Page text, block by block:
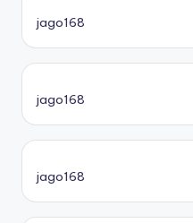
jago168
jago168
jago168